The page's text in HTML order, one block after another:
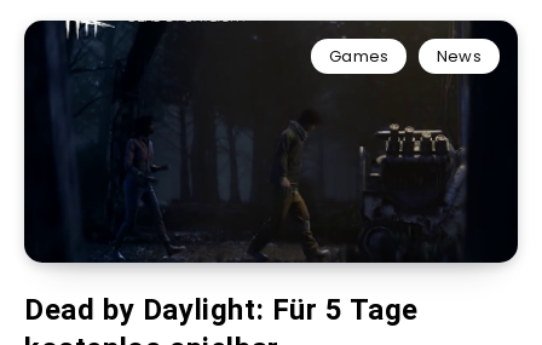
Games News
Dead by Daylight: Für 5 Tage